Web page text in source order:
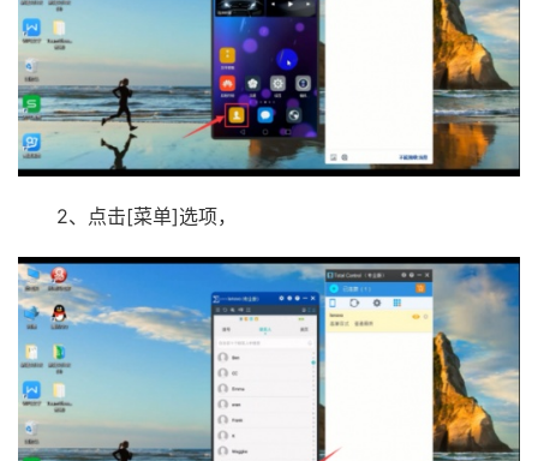
2、点击[菜单]选项，